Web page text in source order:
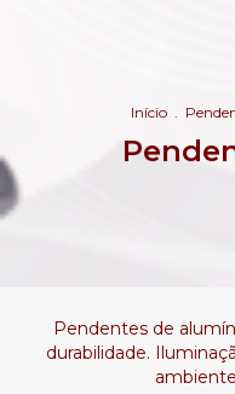
Início .
Pendentes de
durabilidade.